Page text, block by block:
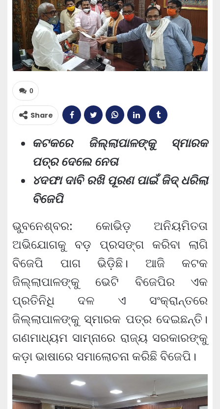
0
Share
କଟକରେ ଜିଲ୍ଲାପାଳଙ୍କୁ ସ୍ମାରକ
ପତ୍ର ଦେଲେ ନେତା
୪ଦଫା ଦାବି ରଖି ପୂରଣ ପାଇଁ ଜିଦ୍ ଧରିଲା
ବିଜେପି
ଭୁବନେଶ୍ବର: କୋଭିଡ଼ ଅନିୟମିତତା
ଅଭିଯୋଗକୁ ବଡ଼ ପ୍ରସଙ୍ଗ କରିବା ଲାଗି
ବିଜେପି ପାଗ ଭିଡ଼ିଛି। ଆଜି କଟକ
ଜିଲ୍ଲାପାଳଙ୍କୁ ଭେଟି ବିଜେପିର ଏକ
ପ୍ରତିନିଧି ଦଳ ଏ ସଂକ୍ରାନ୍ତରେ
ଜିଲ୍ଲାପାଳଙ୍କୁ ସ୍ମାରକ ପତ୍ର ଦେଇଛନ୍ତି।
ଗଣମାଧ୍ୟମ ସାମ୍ନାରେ ରାଜ୍ୟ ସରକାରଙ୍କୁ
କଡ଼ା ଭାଷାରେ ସମାଲୋଚନା କରିଛି ବିଜେପି।